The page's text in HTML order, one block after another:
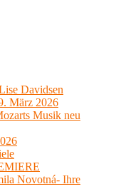
Davidsen
März 2026
Musik neu
Novotná- Ihre